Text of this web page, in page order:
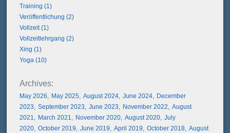
Training (1)
Veröffentlichung (2)
Vollzeit (1)
Vollzeitlehrgang (2)
Xing (1)
Yoga (10)
May 2026 May 2025 August 2024 June 2024
December
2023
September 2023 June 2023 November 2022
August
2021
March 2021 November 2020 August 2020 July
2020 October 2019 June 2019 April 2019 October 2018 August